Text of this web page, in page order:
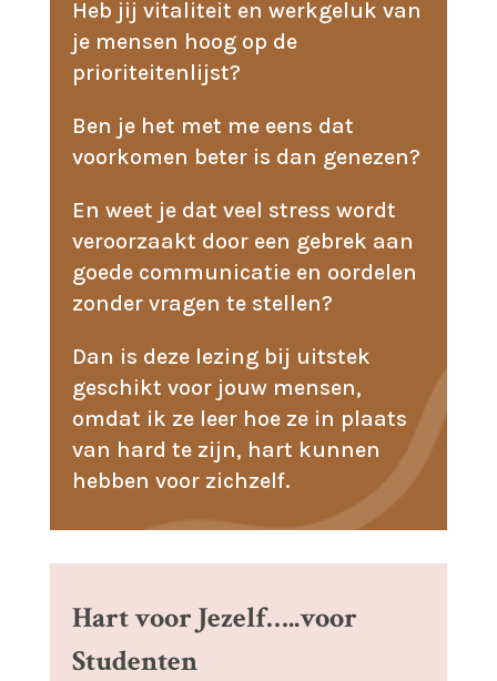
Heb jij vitaliteit en werkgeluk van
je mensen hoog op de
prioriteitenlijst?
Ben je het met me eens dat
voorkomen beter is dan genezen?
En weet je dat veel stress wordt
veroorzaakt door een gebrek aan
goede communicatie en oordelen
zonder vragen te stellen?
Dan is deze lezing bij uitstek
geschikt voor jouw mensen,
omdat ik ze leer hoe ze in plaats
van hard te zijn, hart kunnen
hebben voor zichzelf.
Hart voor Jezelf…..voor
Studenten